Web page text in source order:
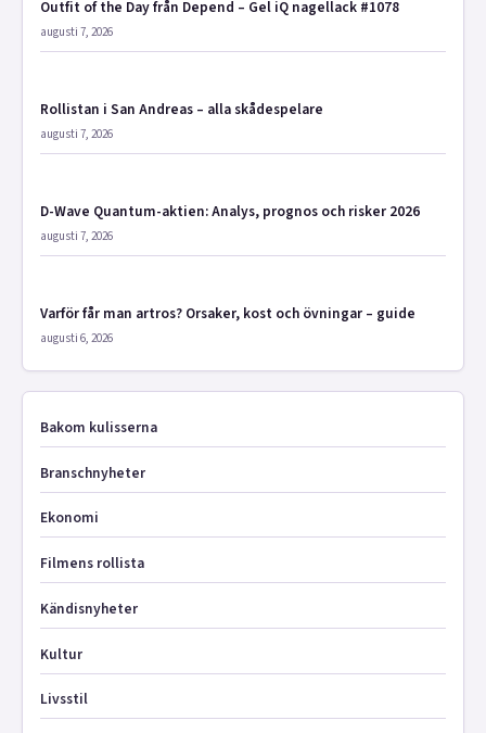
Outfit of the Day från Depend – Gel iQ nagellack #1078
augusti 7, 2026
Rollistan i San Andreas – alla skådespelare
augusti 7, 2026
D-Wave Quantum-aktien: Analys, prognos och risker 2026
augusti 7, 2026
Varför får man artros? Orsaker, kost och övningar – guide
augusti 6, 2026
Bakom kulisserna
Branschnyheter
Ekonomi
Filmens rollista
Kändisnyheter
Kultur
Livsstil